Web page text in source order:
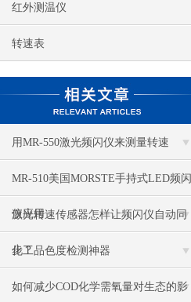
红外测温仪
转速表
用MR-550激光频闪仪来测量转速
MR-510美国MORSTE手持式LED频闪
仪应用
激光转速传感器怎样让频闪仪自动同
步？
化工品色度检测神器
如何减少COD化学需氧量对生态的影